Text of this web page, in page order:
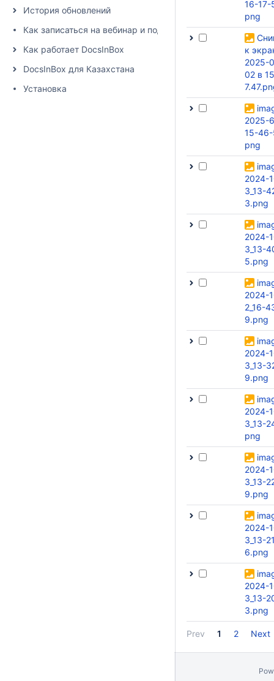
История обновлений
Как записаться на вебинар и подписаться на рассылку
Как работает DocsInBox
DocsInBox для Казахстана
Установка
16-17-
png
к
2025-
02 в
2025-
15-
png
2024-
3_13-
3.png
2024-
3_13-
5.png
2024-
2_16-
9.png
2024-
3_13-
9.png
2024-
3_13-
png
2024-
3_13-
9.png
2024-
3_13-
6.png
2024-
3_13-
3.png
Prev 1 2 Next